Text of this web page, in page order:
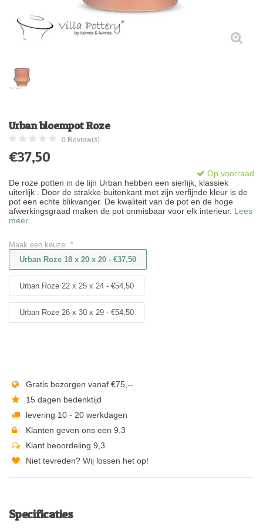
Urban bloempot Roze
0 Review(s)
€37,50
Op voorraad
De roze potten in de lijn Urban hebben een sierlijk, klassiek
uiterlijk . Door de strakke buitenkant met zijn verfijnde kleur is de
pot een echte blikvanger. De kwaliteit van de pot en de hoge
afwerkingsgraad maken de pot onmisbaar voor elk interieur. Lees
meer
Maak een keuze: *
Urban Roze 18 x 20 x 20 - €37,50
Urban Roze 22 x 25 x 24 - €54,50
Urban Roze 26 x 30 x 29 - €54,50
Gratis bezorgen vanaf €75,--
15 dagen bedenktijd
levering 10 - 20 werkdagen
Klanten geven ons een 9,3
Klant beoordeling 9,3
Niet tevreden? Wij lossen het op!
Specificaties